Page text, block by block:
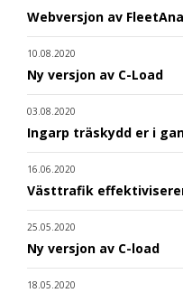
Webversjon av
10.08.2020
Ny versjon av C-Load
03.08.2020
Ingarp träskydd er i
16.06.2020
Västtrafik effektiviserer
25.05.2020
Ny versjon av C-load
18.05.2020